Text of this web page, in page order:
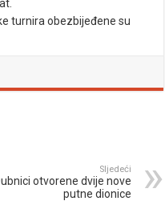
turnira obezbijeđene su
Sljedeći
otvorene dvije nove
putne dionice